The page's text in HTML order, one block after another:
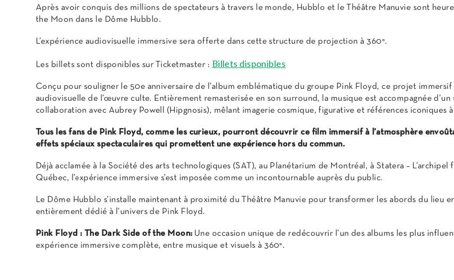
Après avoir conquis des millions de spectateurs à travers le monde, Hubblo et le Théâtre Manuvie sont
the Moon dans le Dôme Hubblo.
L’expérience audiovisuelle immersive sera offerte dans cette structure de projection à 360°.
Les billets sont disponibles sur Ticketmaster : Billets disponibles
Conçu pour souligner le 50e anniversaire de l’album emblématique du groupe Pink Floyd, ce projet
audiovisuelle de l’œuvre culte. Entièrement remasterisée en son surround, la musique est accompagnée
collaboration avec Aubrey Powell (Hipgnosis), mêlant imagerie cosmique, figurative et références iconiques
Tous les fans de Pink Floyd, comme les curieux, pourront découvrir ce film immersif à l’atmosphère
effets spéciaux spectaculaires qui promettent une expérience hors du commun.
Déjà acclamée à la Société des arts technologiques (SAT), au Planétarium de Montréal, à Statera – L’archipel
Québec, l’expérience immersive s’est imposée comme un incontournable auprès du public.
Le Dôme Hubblo s’installe maintenant à proximité du Théâtre Manuvie pour transformer les abords du lieu
entièrement dédié à l’univers de Pink Floyd.
Pink Floyd : The Dark Side of the Moon: Une occasion unique de redécouvrir l’un des albums les plus
expérience immersive complète, entre musique et visuels à 360°.